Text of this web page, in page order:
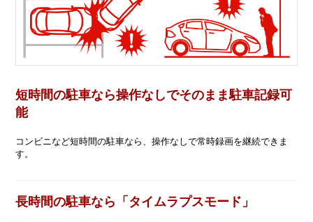
短時間の駐車なら操作なしでそのまま駐車記録可
能
コンビニなど短時間の駐車なら、操作なしで常時録画を継続できま
す。
長時間の駐車なら「タイムラプスモード」